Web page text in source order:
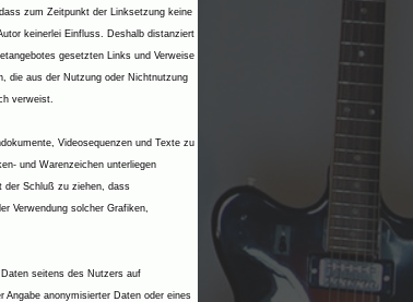
zum Zeitpunkt der Linksetzung keine
keinerlei Einfluss. Deshalb distanziert
gesetzten Links und Verweise
die aus der Nutzung oder Nichtnutzung
verweist.
Videosequenzen und Texte zu
und Warenzeichen unterliegen
der Schluß zu ziehen, dass
Verwendung solcher Grafiken,
seitens des Nutzers auf
anonymisierter Daten oder eines